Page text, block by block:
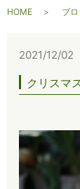
HOME ブ
2021/12/02
クリスマ